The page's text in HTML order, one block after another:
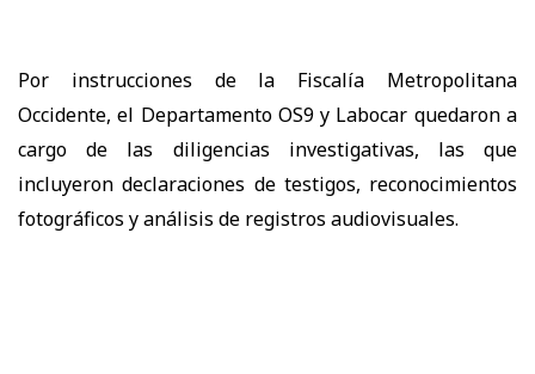
Por instrucciones de la Fiscalía Metropolitana
Occidente, el Departamento OS9 y Labocar quedaron a
cargo de las diligencias investigativas, las que
incluyeron declaraciones de testigos, reconocimientos
fotográficos y análisis de registros audiovisuales.